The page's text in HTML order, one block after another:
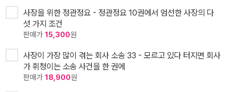
사장을 위한 정관정요 - 정관정요 10권에서 엄선한 사장의 다
섯 가지 조건
판매가 15,300원
사장이 가장 많이 겪는 회사 소송 33 - 모르고 있다 터지면 회사
가 휘청이는 소송 사건을 한 권에
판매가 18,900원